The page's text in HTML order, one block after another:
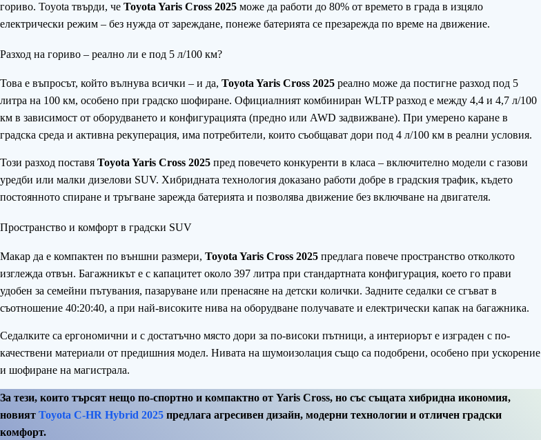
гориво. Toyota твърди, че Toyota Yaris Cross 2025 може да работи до 80% от времето в града в изцяло
електрически режим – без нужда от зареждане, понеже батерията се презарежда по време на движение.
Разход на гориво – реално ли е под 5 л/100 км?
Това е въпросът, който вълнува всички – и да, Toyota Yaris Cross 2025 реално може да постигне разход под 5
литра на 100 км, особено при градско шофиране. Официалният комбиниран WLTP разход е между 4,4 и 4,7 л/100
км в зависимост от оборудването и конфигурацията (предно или AWD задвижване). При умерено каране в
градска среда и активна рекуперация, има потребители, които съобщават дори под 4 л/100 км в реални условия.
Този разход поставя Toyota Yaris Cross 2025 пред повечето конкуренти в класа – включително модели с газови
уредби или малки дизелови SUV. Хибридната технология доказано работи добре в градския трафик, където
постоянното спиране и тръгване зарежда батерията и позволява движение без включване на двигателя.
Пространство и комфорт в градски SUV
Макар да е компактен по външни размери, Toyota Yaris Cross 2025 предлага повече пространство отколкото
изглежда отвън. Багажникът е с капацитет около 397 литра при стандартната конфигурация, което го прави
удобен за семейни пътувания, пазаруване или пренасяне на детски колички. Задните седалки се сгъват в
съотношение 40:20:40, а при най-високите нива на оборудване получавате и електрически капак на багажника.
Седалките са ергономични и с достатъчно място дори за по-високи пътници, а интериорът е изграден с по-
качествени материали от предишния модел. Нивата на шумоизолация също са подобрени, особено при ускорение
и шофиране на магистрала.
За тези, които търсят нещо по-спортно и компактно от Yaris Cross, но със същата хибридна икономия,
новият Toyota C-HR Hybrid 2025 предлага агресивен дизайн, модерни технологии и отличен градски
комфорт.